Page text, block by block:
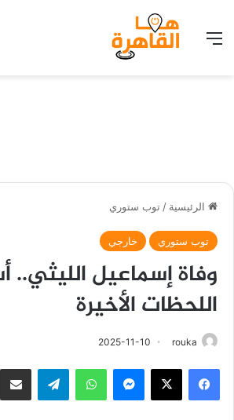
القائمة
الرئيسية / توب ستوري
توب ستوري خارجي
وفاة إسماعيل الليثي..
اللحظات الأخيرة
rouka
2025-11-10
فيسبوك ‫X ماسنجر واتساب تيلقرام